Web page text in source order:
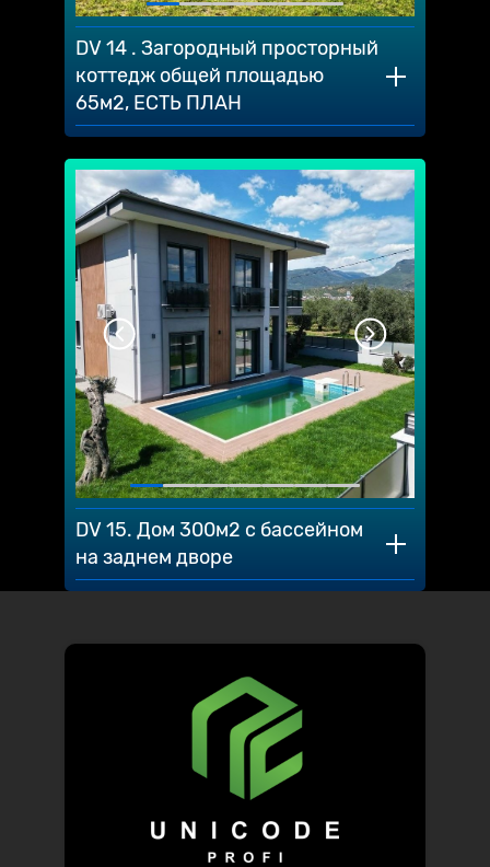
DV 14 . Загородный просторный
коттедж общей площадью
65м2, ЕСТЬ ПЛАН
DV 15. Дом 300м2 с бассейном
на заднем дворе